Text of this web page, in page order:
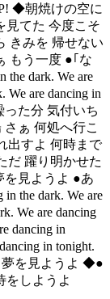
◆朝焼けの空に
てた 今度こそ
きみを 帰せない
もう一度 ●｢な
dark. We are
We are dancing in
った分 気付いち
ぁ 何処へ行こ
出すよ 何時まで
だ 躍り明かせた
を見ようよ ●あ
the dark. We are
We are dancing
dancing in
in tonight.
を見ようよ ◆●
をしようよ